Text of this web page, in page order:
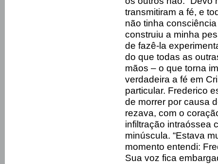
transmitiram a fé, e
não tinha
construiu a minha
de fazê-la
do que todas as
mãos – o que torna
verdadeira a fé em
particular. Frederico
de morrer por causa
rezava, com o
infiltração intraóssea
minúscula. “Estava
momento entendi:
Sua voz fica